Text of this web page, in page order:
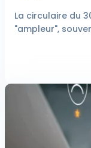
La circulaire du
"ampleur",